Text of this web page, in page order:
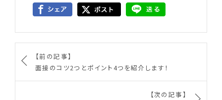
【前の記事】
面接のコツ2つとポイント4つを紹介します！
【次の記事】